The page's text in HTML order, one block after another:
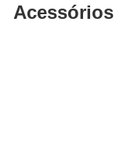
pneumáticos série PZB